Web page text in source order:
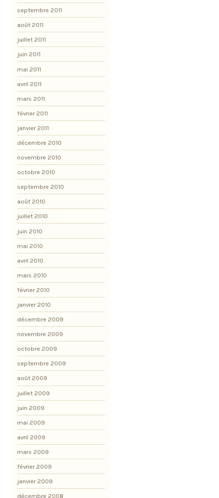
septembre 2011
août 2011
juillet 2011
juin 2011
mai 2011
avril 2011
mars 2011
février 2011
janvier 2011
décembre 2010
novembre 2010
octobre 2010
septembre 2010
août 2010
juillet 2010
juin 2010
mai 2010
avril 2010
mars 2010
février 2010
janvier 2010
décembre 2009
novembre 2009
octobre 2009
septembre 2009
août 2009
juillet 2009
juin 2009
mai 2009
avril 2009
mars 2009
février 2009
janvier 2009
décembre 2008